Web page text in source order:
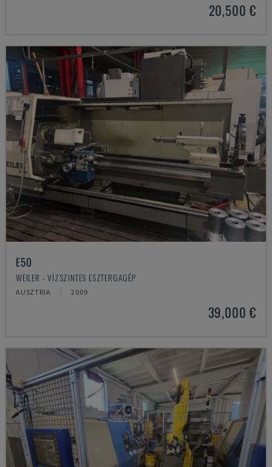
20,500 €
E50
WEILER - VÍZSZINTES ESZTERGAGÉP
AUSZTRIA 2009
39,000 €